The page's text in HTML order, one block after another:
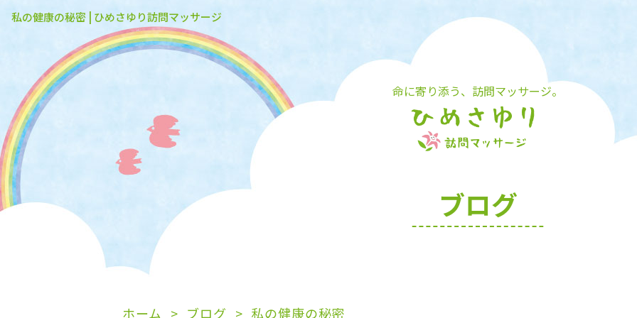
命に寄り添う、訪問マッサージ。
私の健康の秘密 | ひめさゆり訪問マッサージ
ブログ
ホーム ブログ 私の健康の秘密